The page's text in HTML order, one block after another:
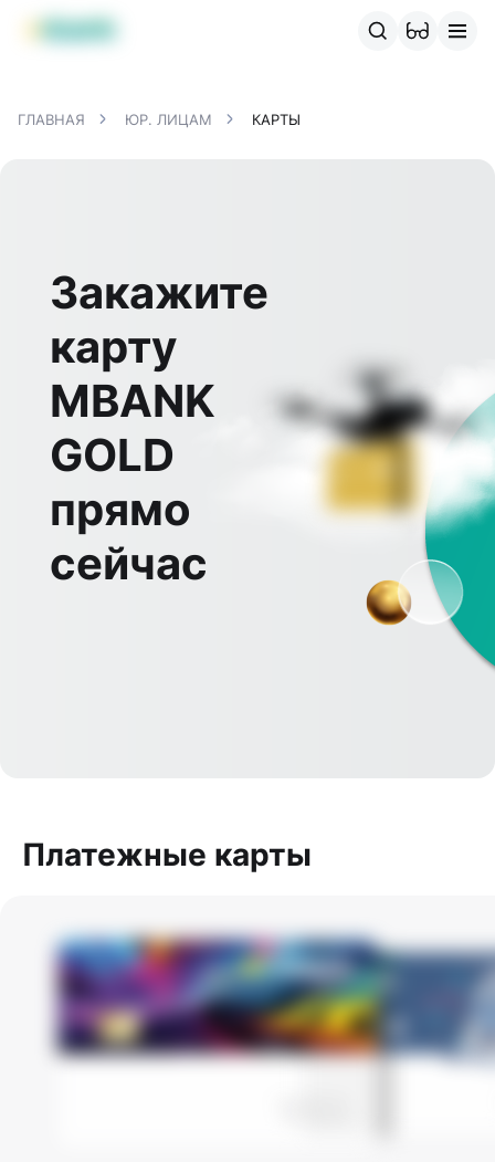
Продукты MBANK
ГЛАВНАЯ ЮР. ЛИЦАМ КАРТЫ
Закажите
карту
MBANK
GOLD
прямо
сейчас
Платежные карты